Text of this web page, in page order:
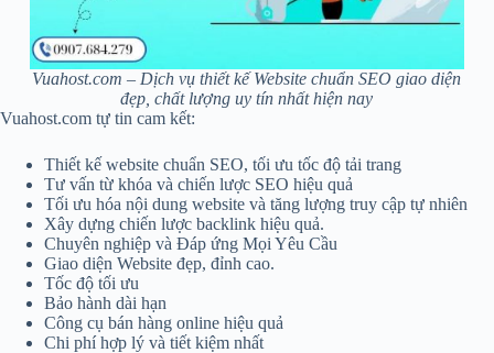
Vuahost.com – Dịch vụ thiết kế Website chuẩn SEO giao diện
đẹp, chất lượng uy tín nhất hiện nay
Vuahost.com tự tin cam kết:
Thiết kế website chuẩn SEO, tối ưu tốc độ tải trang
Tư vấn từ khóa và chiến lược SEO hiệu quả
Tối ưu hóa nội dung website và tăng lượng truy cập tự nhiên
Xây dựng chiến lược backlink hiệu quả.
Chuyên nghiệp và Đáp ứng Mọi Yêu Cầu
Giao diện Website đẹp, đỉnh cao.
Tốc độ tối ưu
Bảo hành dài hạn
Công cụ bán hàng online hiệu quả
Chi phí hợp lý và tiết kiệm nhất